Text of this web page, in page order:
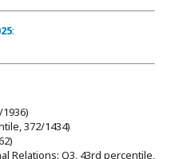
:
372/1434)
Relations: Q3, 43rd percentile,